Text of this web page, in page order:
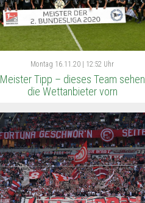
Montag 16.11.20 | 12:52 Uhr
Meister Tipp – dieses Team sehen
die Wettanbieter vorn